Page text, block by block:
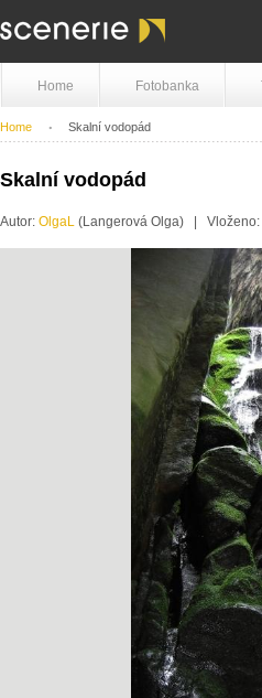
Home Fotobanka
Home Skalní vodopád
Skalní vodopád
Autor: OlgaL (Langerová Olga) |